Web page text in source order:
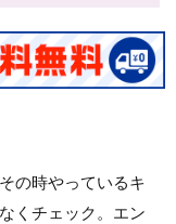
の時やっているキ
くチェック。エン